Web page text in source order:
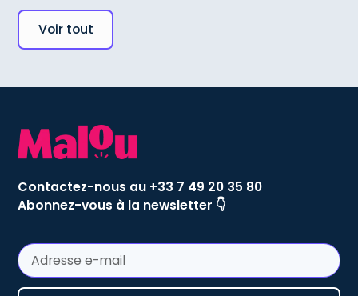
Voir tout
Contactez-nous au +33 7 49 20 35 80
Abonnez-vous à la newsletter 👇